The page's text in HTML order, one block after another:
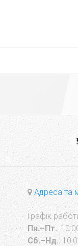
Адреса та
Графік
Пн.–Пт.:
Сб.–Нд.: